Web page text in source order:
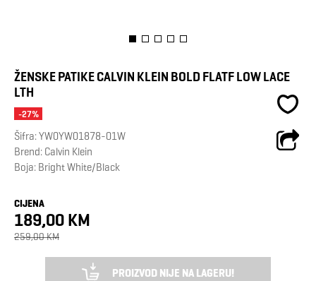
ŽENSKE PATIKE CALVIN KLEIN BOLD FLATF LOW LACE
LTH
-27%
Šifra:YW0YW01878-01W
Brend: Calvin Klein
Boja: Bright White/Black
CIJENA
189,00 KM
259,00 KM
PROIZVOD NIJE NA LAGERU!